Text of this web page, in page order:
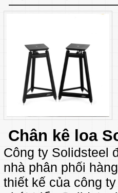
Chân kê loa
Công ty Solidsteel
nhà phân phối
thiết kế của công